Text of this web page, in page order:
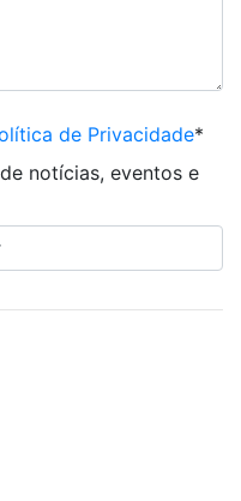
de Privacidade*
notícias, eventos e